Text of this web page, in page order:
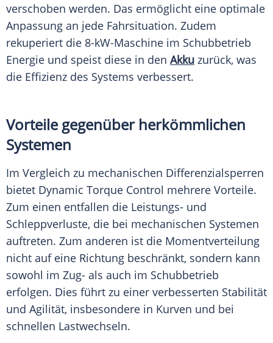
verschoben werden. Das ermöglicht eine optimale
Anpassung an jede Fahrsituation. Zudem
rekuperiert die 8-kW-Maschine im Schubbetrieb
Energie und speist diese in den Akku zurück, was
die Effizienz des Systems verbessert.
Vorteile gegenüber herkömmlichen
Systemen
Im Vergleich zu mechanischen Differenzialsperren
bietet Dynamic Torque Control mehrere Vorteile.
Zum einen entfallen die Leistungs- und
Schleppverluste, die bei mechanischen Systemen
auftreten. Zum anderen ist die Momentverteilung
nicht auf eine Richtung beschränkt, sondern kann
sowohl im Zug- als auch im Schubbetrieb
erfolgen. Dies führt zu einer verbesserten Stabilität
und Agilität, insbesondere in Kurven und bei
schnellen Lastwechseln.